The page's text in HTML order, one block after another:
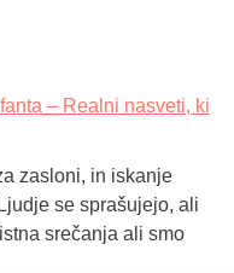
– Realni nasveti, ki
zasloni, in iskanje
se sprašujejo, ali
srečanja ali smo